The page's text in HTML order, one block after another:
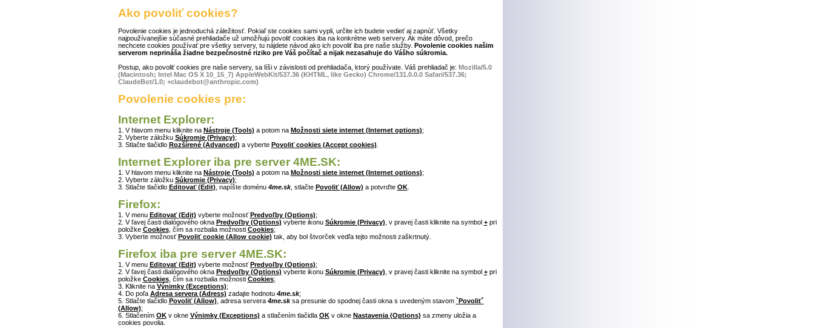
Ako povoliť cookies?
Povolenie cookies je jednoduchá záležitosť. Pokiaľ ste cookies sami vypli, určite ich budete vedieť aj zapnúť. Všetky
najpoužívanejšie súčasné prehliadače už umožňujú povoliť cookies iba na konkrétne web servery. Ak máte dôvod, prečo
nechcete cookies používať pre všetky servery, tu nájdete návod ako ich povoliť iba pre naše služby. Povolenie cookies našim
serverom neprináša žiadne bezpečnostné riziko pre Váš počítač a nijak nezasahuje do Vášho súkromia.
Postup, ako povoliť cookies pre naše servery, sa líši v závislosti od prehliadača, ktorý používate. Váš prehliadač je: Mozilla/5.0
(Macintosh; Intel Mac OS X 10_15_7) AppleWebKit/537.36 (KHTML, like Gecko) Chrome/131.0.0.0 Safari/537.36;
ClaudeBot/1.0; +claudebot@anthropic.com)
Povolenie cookies pre:
Internet Explorer:
1. V hlavom menu kliknite na Nástroje (Tools) a potom na Možnosti siete internet (Internet options);
2. Vyberte záložku Súkromie (Privacy);
3. Stlačte tlačidlo Rozšírené (Advanced) a vyberte Povoliť cookies (Accept cookies)
Internet Explorer iba pre server 4ME.SK:
1. V hlavom menu kliknite na Nástroje (Tools) a potom na Možnosti siete internet (Internet options);
2. Vyberte záložku Súkromie (Privacy);
3. Stlačte tlačidlo Editovať (Edit) , napíšte doménu 4me.sk, stlačte Povoliť (Allow) a potvrďte OK.
Firefox:
1. V menu Editovať (Edit) vyberte možnosťPredvoľby (Options);
2. V ľavej časti dialógového okna Predvoľby (Options) vyberte ikonu Súkromie (Privacy) , v pravej časti kliknite na symbol +pri
položke Cookies, čím sa rozbalia možnosti Cookies;
3. Vyberte možnosťPovoliť cookie (Allow cookie) tak, aby bol štvorček vedľa tejto možnosti zaškrtnutý.
Firefox iba pre server 4ME.SK:
1. V menu Editovať (Edit) vyberte možnosťPredvoľby (Options);
2. V ľavej časti dialógového okna Predvoľby (Options) vyberte ikonu Súkromie (Privacy) , v pravej časti kliknite na symbol +pri
položke Cookies, čím sa rozbalia možnosti Cookies;
3. Kliknite na Výnimky (Exceptions);
4. Do poľa Adresa servera (Adress) zadajte hodnotu 4me.sk;
5. Stlačte tlačidlo Povoliť (Allow) , adresa servera 4me.sksa presunie do spodnej časti okna s uvedeným stavom `Povoliť`
(Allow);
6. Stlačením OKv okne Výnimky (Exceptions) a stlačením tlačidla OKv okne Nastavenia (Options) sa zmeny uložia a
cookies povolia.